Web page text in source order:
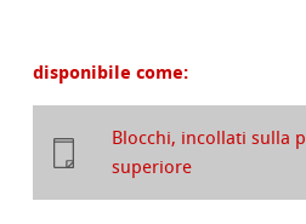
disponibile come:
Blocchi, incollati sulla
superiore